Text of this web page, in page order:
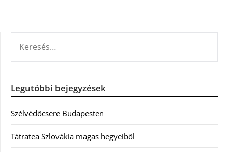
Legutóbbi bejegyzések
Szélvédőcsere Budapesten
Tátratea Szlovákia magas hegyeiből